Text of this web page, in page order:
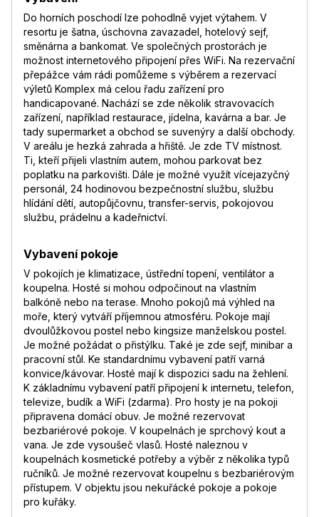
Do horních poschodí lze pohodlně vyjet výtahem. V
resortu je šatna, úschovna zavazadel, hotelový sejf,
směnárna a bankomat. Ve společných prostorách je
možnost internetového připojení přes WiFi. Na rezervační
přepážce vám rádi pomůžeme s výběrem a rezervací
výletů Komplex má celou řadu zařízení pro
handicapované. Nachází se zde několik stravovacích
zařízení, například restaurace, jídelna, kavárna a bar. Je
tady supermarket a obchod se suvenýry a další obchody.
V areálu je hezká zahrada a hřiště. Je zde TV místnost.
Ti, kteří přijeli vlastním autem, mohou parkovat bez
poplatku na parkovišti. Dále je možné využít vícejazyčný
personál, 24 hodinovou bezpečnostní službu, službu
hlídání dětí, autopůjčovnu, transfer-servis, pokojovou
službu, prádelnu a kadeřnictví.
Vybavení pokoje
V pokojích je klimatizace, ústřední topení, ventilátor a
koupelna. Hosté si mohou odpočinout na vlastním
balkóně nebo na terase. Mnoho pokojů má výhled na
moře, který vytváří příjemnou atmosféru. Pokoje mají
dvoulůžkovou postel nebo kingsize manželskou postel.
Je možné požádat o přistýlku. Také je zde sejf, minibar a
pracovní stůl. Ke standardnímu vybavení patří varná
konvice/kávovar. Hosté mají k dispozici sadu na žehlení.
K základnímu vybavení patří připojení k internetu, telefon,
televize, budík a WiFi (zdarma). Pro hosty je na pokoji
připravena domácí obuv. Je možné rezervovat
bezbariérové pokoje. V koupelnách je sprchový kout a
vana. Je zde vysoušeč vlasů. Hosté naleznou v
koupelnách kosmetické potřeby a výběr z několika typů
ručníků. Je možné rezervovat koupelnu s bezbariérovým
přístupem. V objektu jsou nekuřácké pokoje a pokoje
pro kuřáky.